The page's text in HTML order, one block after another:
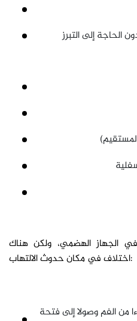
الجهاز الهضمي، ولكن هناك
اختلاف في مكان حدوث الالتهاب:
من الفم وصولا إلى فتحة